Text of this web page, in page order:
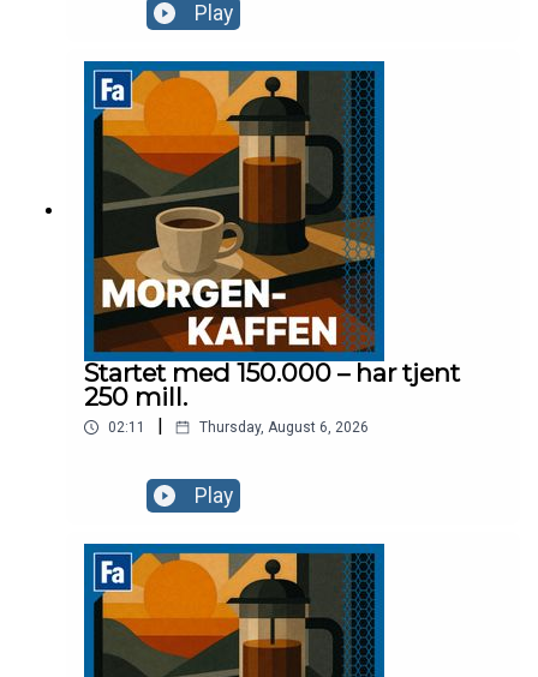
Play
Startet med 150.000 – har tjent
250 mill.
02:11 Thursday, August 6, 2026
Play